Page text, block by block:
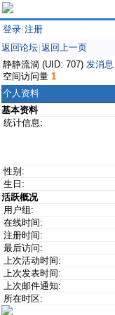
登录 注册
返回论坛 返回上一页
静静流淌 (UID: 707) 发消息
空间访问量 1
个人资料
基本资料
统计信息:
性别:
生日:
活跃概况
用户组:
在线时间:
注册时间:
最后访问:
上次活动时间:
上次发表时间:
上次邮件通知:
所在时区: